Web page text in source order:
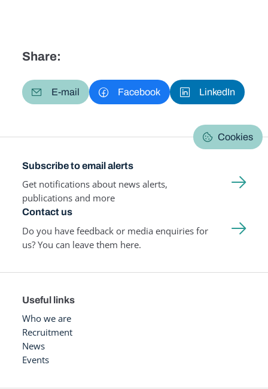
Share:
E-mail Facebook LinkedIn
Cookies
Subscribe to email alerts
Get notifications about news alerts,
publications and more
Contact us
Do you have feedback or media enquiries for
us? You can leave them here.
Useful links
Who we are
Recruitment
News
Events